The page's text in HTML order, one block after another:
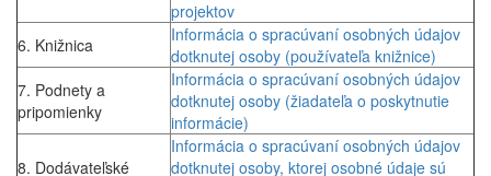
projektov
6. Knižnica
Informácia o spracúvaní osobných údajov
dotknutej osoby (používateľa knižnice)
7. Podnety a
pripomienky
Informácia o spracúvaní osobných údajov
dotknutej osoby (žiadateľa o poskytnutie
informácie)
8. Dodávateľské
Informácia o spracúvaní osobných údajov
dotknutej osoby, ktorej osobné údaje sú